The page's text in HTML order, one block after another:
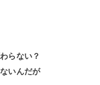
らない？
いんだが